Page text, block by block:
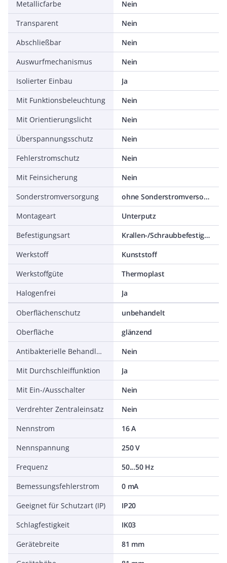
Metallicfarbe
Nein
Transparent
Nein
Abschließbar
Nein
Auswurfmechanismus
Nein
Isolierter Einbau
Ja
Mit Funktionsbeleuchtung
Nein
Mit Orientierungslicht
Nein
Überspannungsschutz
Nein
Fehlerstromschutz
Nein
Mit Feinsicherung
Nein
Sonderstromversorgung
ohne Sonderstromversorgung
Montageart
Unterputz
Befestigungsart
Krallen-/Schraubbefestigung
Werkstoff
Kunststoff
Werkstoffgüte
Thermoplast
Halogenfrei
Ja
Oberflächenschutz
unbehandelt
Oberfläche
glänzend
Antibakterielle Behandlung
Nein
Mit Durchschleiffunktion
Ja
Mit Ein-/Ausschalter
Nein
Verdrehter Zentraleinsatz
Nein
Nennstrom
16 A
Nennspannung
250 V
Frequenz
50...50 Hz
Bemessungsfehlerstrom
0 mA
Geeignet für Schutzart (IP)
IP20
Schlagfestigkeit
IK03
Gerätebreite
81 mm